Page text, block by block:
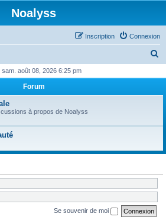
Noalyss
Connexion
Inscription
h
r
h
sam. août 08, 2026 6:25 pm
Forum
à propos de Noalyss
Se souvenir de moi